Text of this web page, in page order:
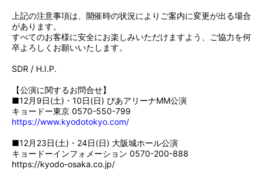
上記の注意事項は、開催時の状況によりご案内に変更が出る場合
があります。
すべてのお客様に安全にお楽しみいただけますよう、ご協力を何
卒よろしくお願いいたします。
SDR / H.I.P.
【公演に関するお問合せ】
■12月9日(土)・10日(日) ぴあアリーナMM公演
キョードー東京 0570-550-799
https://www.kyodotokyo.com/
■12月23日(土)・24日(日) 大阪城ホール公演
キョードーインフォメーション 0570-200-888
https://kyodo-osaka.co.jp/